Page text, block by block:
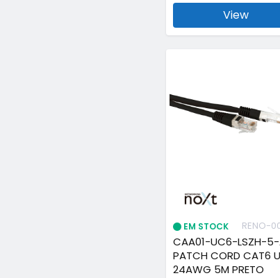
View
EM STOCK RENO-
CAA01-UC6-LSZH-
PATCH CORD CAT6
24AWG 5M PRETO